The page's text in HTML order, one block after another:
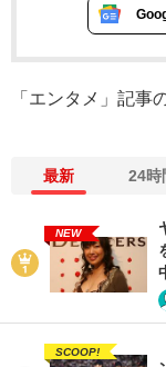
「エンタメ」記事
最新 24時
NEW
SCOOP!